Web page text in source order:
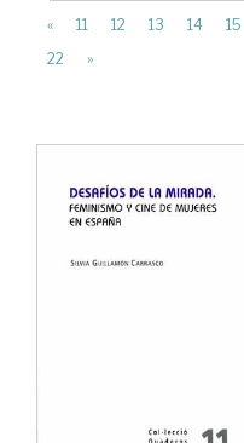
Género
y
España
« 11 12 13 14 15
22
»